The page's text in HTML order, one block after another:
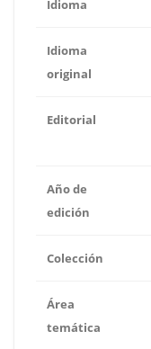
Idioma
Idioma
original
Editorial
Año de
edición
Colección
Área
temática